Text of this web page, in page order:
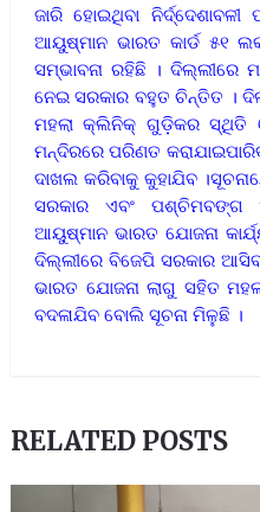
ଜାରି ହୋଇଥିବା
ଆୟୁଷ୍ମାନ ଭାରତ କାର୍ଡ ୫୧
ସମ୍ଭାବନା ରହିଛି । ଦିଲ୍ଲୀରେ
ନେଇ ସରକାର ବହୁତ ଚିନ୍ତିତ ।
ମହଲା କ୍ଲିନିକ୍‌ ଗୁଡ଼ିକର
ମନ୍ଦିରରେ ପରିଣତ
ଦାଖଲ କରିବାକୁ କୁହାଯିବ
ସରକାର ଏବଂ ପଶ୍ଚିମବଙ୍ଗ
ଆୟୁଷ୍ମାନ ଭାରତ ଯୋଜନା
ଦିଲ୍ଲୀରେ ବିଜେପି ସରକାର
ଭାରତ ଯୋଜନା ଲାଗୁ ସହିତ
ବଦଳାଯିବ ବୋଲି ସୂଚନା ମିଳୁଛି ।
RELATED POSTS